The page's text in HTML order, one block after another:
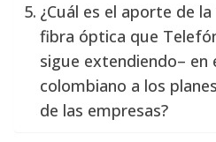
¿Cuál es el aporte de
fibra óptica que
sigue extendiendo–
colombiano a los
de las empresas?